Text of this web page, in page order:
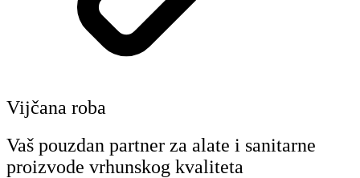
Vijčana roba
Vaš pouzdan partner za alate i sanitarne
proizvode vrhunskog kvaliteta